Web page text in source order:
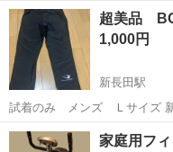
兵庫 神戸市 新長田駅
ハーフパンツ
超美品
1,000円
新長田駅
兵庫 神戸市 新長田駅
家庭用フ